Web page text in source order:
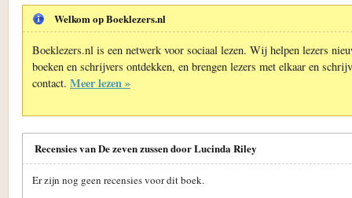
Welkom op Boeklezers.nl
Boeklezers.nl is een netwerk voor sociaal lezen. Wij helpen lezers
boeken en schrijvers ontdekken, en brengen lezers met elkaar en
contact. Meer lezen »
Recensies van De zeven zussen door Lucinda Riley
Er zijn nog geen recensies voor dit boek.